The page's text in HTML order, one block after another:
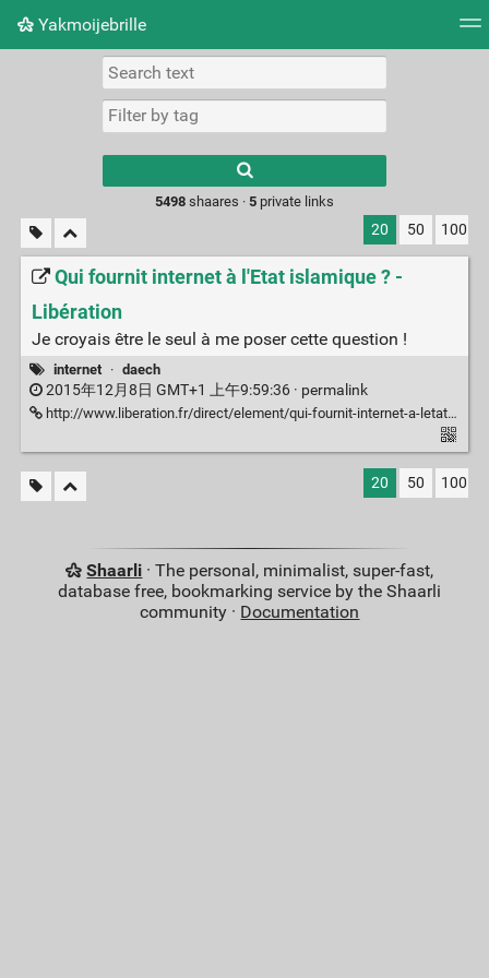
Yakmoijebrille
Picture wall
results.
5498shaares · 5private links
20 50 100
Qui fournit internet à l'Etat islamique ? -
Libération
Je croyais être le seul à me poser cette question !
internet · daech
2015年12月8日 GMT+1 上午9:59:36 · permalink
http://www.liberation.fr/direct/element/qui-fournit-internet-a-letat-islamique_25829/
20 50 100
Shaarli · The personal, minimalist, super-fast,
database free, bookmarking service by the Shaarli
community · Documentation